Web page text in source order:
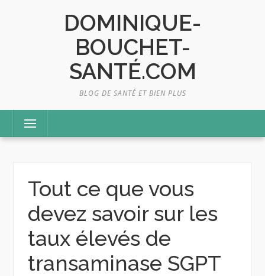
DOMINIQUE-
BOUCHET-
SANTÉ.COM
BLOG DE SANTÉ ET BIEN PLUS
Menu
Tout ce que vous
devez savoir sur les
taux élevés de
transaminase SGPT